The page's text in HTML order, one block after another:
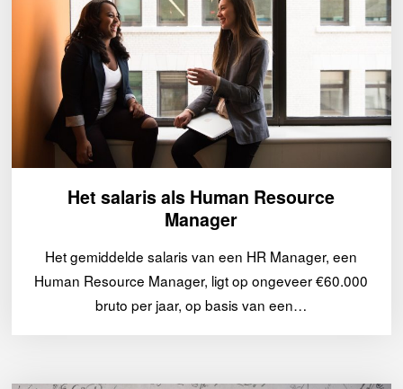
Het salaris als Human Resource
Manager
Het gemiddelde salaris van een HR Manager, een
Human Resource Manager, ligt op ongeveer €60.000
bruto per jaar, op basis van een…